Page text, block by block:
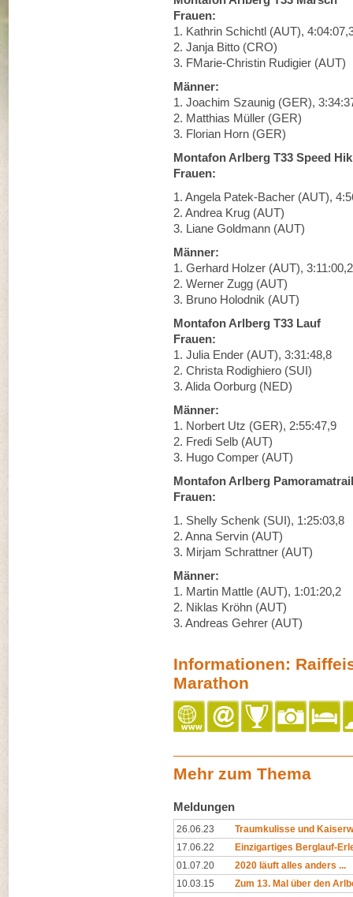
Frauen:
1. Kathrin Schichtl (AUT),
2. Janja Bitto (CRO)
3. FMarie-Christin Rudigier (AUT)
Männer:
1. Joachim Szaunig (GER),
2. Matthias Müller (GER)
3. Florian Horn (GER)
Montafon Arlberg T33 Speed
Frauen:
1. Angela Patek-Bacher (AUT),
2. Andrea Krug (AUT)
3. Liane Goldmann (AUT)
Männer:
1. Gerhard Holzer (AUT), 3:11:00,2
2. Werner Zugg (AUT)
3. Bruno Holodnik (AUT)
Montafon Arlberg T33 Lauf
Frauen:
1. Julia Ender (AUT), 3:31:48,8
2. Christa Rodighiero (SUI)
3. Alida Oorburg (NED)
Männer:
1. Norbert Utz (GER), 2:55:47,9
2. Fredi Selb (AUT)
3. Hugo Comper (AUT)
Montafon Arlberg Pamoramatrail
Frauen:
1. Shelly Schenk (SUI), 1:25:03,8
2. Anna Servin (AUT)
3. Mirjam Schrattner (AUT)
Männer:
1. Martin Mattle (AUT), 1:01:20,2
2. Niklas Kröhn (AUT)
3. Andreas Gehrer (AUT)
Informationen:
Marathon
Mehr zum Thema
Meldungen
26.06.23
Traumkulisse und
17.06.22
Einzigartiges Berglauf-
01.07.20
2020 läuft alles anders ...
10.03.15
Zum 13. Mal über den